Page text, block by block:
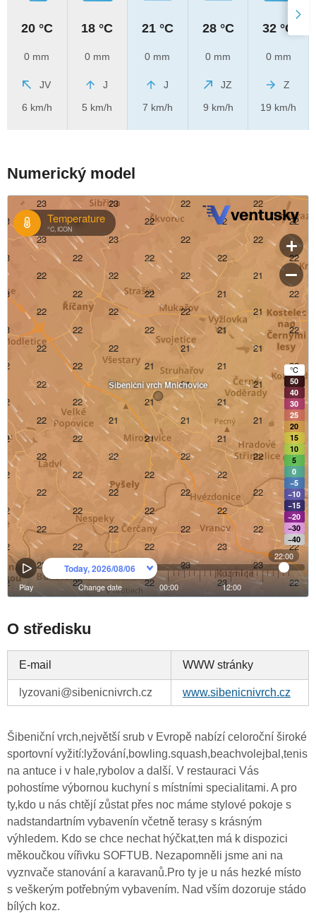
20 °C
0 mm
JV
6 km/h
18 °C
0 mm
J
5 km/h
21 °C
0 mm
J
7 km/h
28 °C
0 mm
JZ
9 km/h
32 °C
0 mm
Z
19 km/h
Numerický model
O středisku
E-mail WWW stránky
lyzovani@sibenicnivrch.cz www.sibenicnivrch.cz
Šibeniční vrch,největší srub v Evropě nabízí celoroční široké
sportovní vyžití:lyžování,bowling.squash,beachvolejbal,tenis
na antuce i v hale,rybolov a další. V restauraci Vás
pohostíme výbornou kuchyní s místními specialitami. A pro
ty,kdo u nás chtějí zůstat přes noc máme stylové pokoje s
nadstandartním vybavenín včetně terasy s krásným
výhledem. Kdo se chce nechat hýčkat,ten má k dispozici
měkoučkou vířivku SOFTUB. Nezapomněli jsme ani na
vyznvače stanování a karavanů.Pro ty je u nás hezké místo
s veškerým potřebným vybavením. Nad vším dozoruje stádo
bílých koz.